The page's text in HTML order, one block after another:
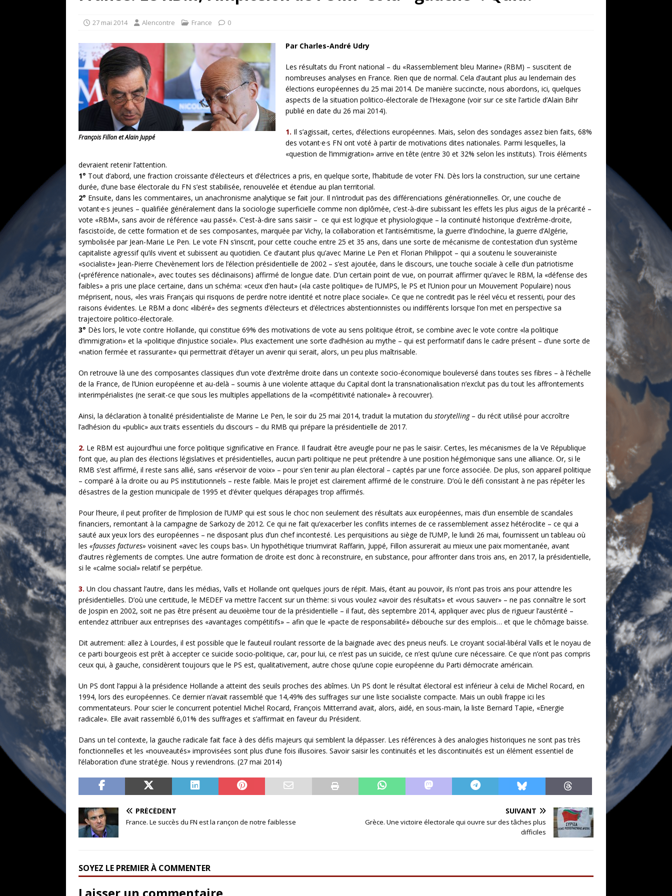
«Le discours de Trump sur la “fraude électorale” était une blague de mauvais
goût… et une menace»
ETATS-UNIS
[ 14 juin 2020 ]
Brésil. Les vies noires comptent: l’urgence de la démilitarisation de la Police militaire
* LA UNE
27 mai 2014 Alencontre France 0
François Fillon et Alain Juppé
Par Charles-André Udry
Les résultats du Front national – du «Rassemblement bleu Marine» (RBM) – suscitent de
nombreuses analyses en France. Rien que de normal. Cela d’autant plus au lendemain des
élections européennes du 25 mai 2014. De manière succincte, nous abordons, ici, quelques
aspects de la situation politico-électorale de l’Hexagone (voir sur ce site l’article d’Alain Bihr
publié en date du 26 mai 2014).
1. Il s’agissait, certes, d’élections européennes. Mais, selon des sondages assez bien faits, 68%
des votant·e·s FN ont voté à partir de motivations dites nationales. Parmi lesquelles, la
«question de l’immigration» arrive en tête (entre 30 et 32% selon les instituts). Trois éléments
devraient retenir l’attention.
1° Tout d’abord, une fraction croissante d’électeurs et d’électrices a pris, en quelque sorte, l’habitude de voter FN. Dès lors la construction, sur une certaine
durée, d’une base électorale du FN s’est stabilisée, renouvelée et étendue au plan territorial.
2° Ensuite, dans les commentaires, un anachronisme analytique se fait jour. Il n’introduit pas des différenciations générationnelles. Or, une couche de
votant·e·s jeunes – qualifiée généralement dans la sociologie superficielle comme non diplômée, c’est-à-dire subissant les effets les plus aigus de la précarité –
vote «RBM», sans avoir de référence «au passé». C’est-à-dire sans saisir – ­ ce qui est logique et physiologique – la continuité historique d’extrême-droite,
fascistoïde, de cette formation et de ses composantes, marquée par Vichy, la collaboration et l’antisémitisme, la guerre d’Indochine, la guerre d’Algérie,
symbolisée par Jean-Marie Le Pen. Le vote FN s’inscrit, pour cette couche entre 25 et 35 ans, dans une sorte de mécanisme de contestation d’un système
capitaliste agressif qu’ils vivent et subissent au quotidien. Ce d’autant plus qu’avec Marine Le Pen et Florian Philippot – qui a soutenu le souverainiste
«socialiste» Jean-Pierre Chevènement lors de l’élection présidentielle de 2002 – s’est ajoutée, dans le discours, une touche sociale à celle d’un patriotisme
(«préférence nationale», avec toutes ses déclinaisons) affirmé de longue date. D’un certain point de vue, on pourrait affirmer qu’avec le RBM, la «défense des
faibles» a pris une place certaine, dans un schéma: «ceux d’en haut» («la caste politique» de l’UMPS, le PS et l’Union pour un Mouvement Populaire) nous
méprisent, nous, «les vrais Français qui risquons de perdre notre identité et notre place sociale». Ce que ne contredit pas le réel vécu et ressenti, pour des
raisons évidentes. Le RBM a donc «libéré» des segments d’électeurs et d’électrices abstentionnistes ou indifférents lorsque l’on met en perspective sa
trajectoire politico-électorale.
3° Dès lors, le vote contre Hollande, qui constitue 69% des motivations de vote au sens politique étroit, se combine avec le vote contre «la politique
d’immigration» et la «politique d’injustice sociale». Plus exactement une sorte d’adhésion au mythe – qui est performatif dans le cadre présent – d’une sorte de
«nation fermée et rassurante» qui permettrait d’étayer un avenir qui serait, alors, un peu plus maîtrisable.
On retrouve là une des composantes classiques d’un vote d’extrême droite dans un contexte socio-économique bouleversé dans toutes ses fibres – à l’échelle
de la France, de l’Union européenne et au-delà – soumis à une violente attaque du Capital dont la transnationalisation n’exclut pas du tout les affrontements
interimpérialistes (ne serait-ce que sous les multiples appellations de la «compétitivité nationale» à recouvrer).
Ainsi, la déclaration à tonalité présidentialiste de Marine Le Pen, le soir du 25 mai 2014, traduit la mutation du storytelling– du récit utilisé pour accroître
l’adhésion du «public» aux traits essentiels du discours – du RMB qui prépare la présidentielle de 2017.
2. Le RBM est aujourd’hui une force politique significative en France. Il faudrait être aveugle pour ne pas le saisir. Certes, les mécanismes de la Ve République
font que, au plan des élections législatives et présidentielles, aucun parti politique ne peut prétendre à une position hégémonique sans une alliance. Or, si le
RMB s’est affirmé, il reste sans allié, sans «réservoir de voix» – pour s’en tenir au plan électoral – captés par une force associée. De plus, son appareil politique
– comparé à la droite ou au PS institutionnels – reste faible. Mais le projet est clairement affirmé de le construire. D’où le défi consistant à ne pas répéter les
désastres de la gestion municipale de 1995 et d’éviter quelques dérapages trop affirmés.
Pour l’heure, il peut profiter de l’implosion de l’UMP qui est sous le choc non seulement des résultats aux européennes, mais d’un ensemble de scandales
financiers, remontant à la campagne de Sarkozy de 2012. Ce qui ne fait qu’exacerber les conflits internes de ce rassemblement assez hétéroclite – ce qui a
sauté aux yeux lors des européennes – ne disposant plus d’un chef incontesté. Les perquisitions au siège de l’UMP, le lundi 26 mai, fournissent un tableau où
les «fausses factures» voisinent «avec les coups bas». Un hypothétique triumvirat Raffarin, Juppé, Fillon assurerait au mieux une paix momentanée, avant
d’autres règlements de comptes. Une autre formation de droite est donc à reconstruire, en substance, pour affronter dans trois ans, en 2017, la présidentielle,
si le «calme social» relatif se perpétue.
3. Un clou chassant l’autre, dans les médias, Valls et Hollande ont quelques jours de répit. Mais, étant au pouvoir, ils n’ont pas trois ans pour attendre les
présidentielles. D’où une certitude, le MEDEF va mettre l’accent sur un thème: si vous voulez «avoir des résultats» et «vous sauver» – ne pas connaître le sort
de Jospin en 2002, soit ne pas être présent au deuxième tour de la présidentielle – il faut, dès septembre 2014, appliquer avec plus de rigueur l’austérité –
entendez attribuer aux entreprises des «avantages compétitifs» – afin que le «pacte de responsabilité» débouche sur des emplois… et que le chômage baisse.
Dit autrement: allez à Lourdes, il est possible que le fauteuil roulant ressorte de la baignade avec des pneus neufs. Le croyant social-libéral Valls et le noyau de
ce parti bourgeois est prêt à accepter ce suicide socio-politique, car, pour lui, ce n’est pas un suicide, ce n’est qu’une cure nécessaire. Ce que n’ont pas compris
ceux qui, à gauche, considèrent toujours que le PS est, qualitativement, autre chose qu’une copie européenne du Parti démocrate américain.
Un PS dont l’appui à la présidence Hollande a atteint des seuils proches des abîmes. Un PS dont le résultat électoral est inférieur à celui de Michel Rocard, en
1994, lors des européennes. Ce dernier n’avait rassemblé que 14,49% des suffrages sur une liste socialiste compacte. Mais un oubli frappe ici les
commentateurs. Pour scier le concurrent potentiel Michel Rocard, François Mitterrand avait, alors, aidé, en sous-main, la liste Bernard Tapie, «Energie
radicale». Elle avait rassemblé 6,01% des suffrages et s’affirmait en faveur du Président.
Dans un tel contexte, la gauche radicale fait face à des défis majeurs qui semblent la dépasser. Les références à des analogies historiques ne sont pas très
fonctionnelles et les «nouveautés» improvisées sont plus d’une fois illusoires. Savoir saisir les continuités et les discontinuités est un élément essentiel de
l’élaboration d’une stratégie. Nous y reviendrons. (27 mai 2014)
PRÉCÉDENT
France. Le succès du FN est la rançon de notre faiblesse
SUIVANT
Grèce. Une victoire électorale qui ouvre sur des tâches plus
difficiles
SOYEZ LE PREMIER À COMMENTER